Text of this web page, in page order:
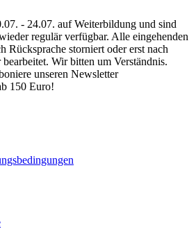
- 24.07. auf Weiterbildung und sind
regulär verfügbar. Alle eingehenden
Rücksprache storniert oder erst nach
Wir bitten um Verständnis.
unseren Newsletter
150 Euro!